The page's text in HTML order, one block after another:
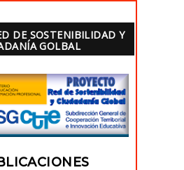
DE SOSTENIBILIDAD Y
GOLBAL